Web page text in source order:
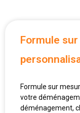
Formule
Formule sur
votre
déménagement,